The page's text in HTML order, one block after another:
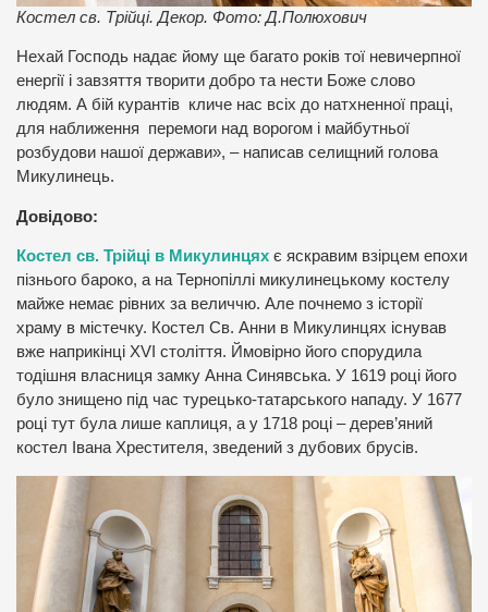
Костел св. Трійці. Декор. Фото: Д.Полюхович
Нехай Господь надає йому ще багато років тої невичерпної
енергії і завзяття творити добро та нести Боже слово
людям. А бій курантів кличе нас всіх до натхненної праці,
для наближення перемоги над ворогом і майбутньої
розбудови нашої держави», – написав селищний голова
Микулинець.
Довідово:
Костел св. Трійці в Микулинцях є яскравим взірцем епохи
пізнього бароко, а на Тернопіллі микулинецькому костелу
майже немає рівних за величчю. Але почнемо з історії
храму в містечку. Костел Св. Анни в Микулинцях існував
вже наприкінці XVI століття. Ймовірно його спорудила
тодішня власниця замку Анна Синявська. У 1619 році його
було знищено під час турецько-татарського нападу. У 1677
році тут була лише каплиця, а у 1718 році – дерев’яний
костел Івана Хрестителя, зведений з дубових брусів.